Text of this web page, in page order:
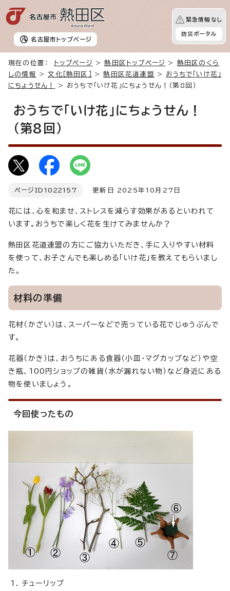
名古屋市 トップページ
緊急情報なし
防災ポータル
現在の位置： トップページ >熱田区トップページ > 熱田区のくら
しの情報
>文化［熱田区］ >熱田区花道連盟 > おうちで「いけ花」
にちょうせん！
> おうちで「いけ花」にちょうせん！（第8回）
おうちで「いけ花」にちょうせん！
（第8回）
ページID 1022157 更新日 2025年10月27日
花には、心を和ませ、ストレスを減らす効果があるといわれて
います。おうちで楽しく花を生けてみませんか？
熱田区花道連盟の方にご協力いただき、手に入りやすい材料
を使って、お子さんでも楽しめる「いけ花」を教えてもらいまし
た。
材料の準備
花材（かざい）は、スーパーなどで売っている花でじゅうぶんで
す。
花器（かき）は、おうちにある食器（小皿・マグカップなど）や空
き瓶、100円ショップの雑貨（水が漏れない物）など身近にある
物を使いましょう。
今回使ったもの
チューリップ